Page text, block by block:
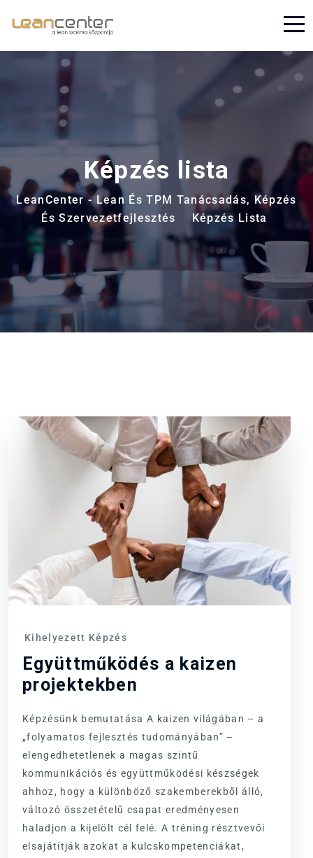
Képzés lista
LeanCenter - Lean És TPM Tanácsadás, Képzés
És Szervezetfejlesztés
>Képzés Lista
Kihelyezett Képzés
Együttműködés a kaizen
projektekben
Képzésünk bemutatása A kaizen világában – a
„folyamatos fejlesztés tudományában” –
elengedhetetlenek a magas szintű
kommunikációs és együttműködési készségek
ahhoz, hogy a különböző szakemberekből álló,
változó összetételű csapat eredményesen
haladjon a kijelölt cél felé. A tréning résztvevői
elsajátítják azokat a kulcskompetenciákat,